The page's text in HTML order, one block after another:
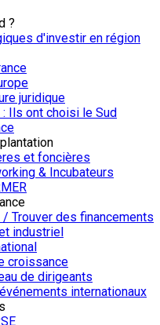
?
d'investir en région
juridique
Ils ont choisi le Sud
et foncières
& Incubateurs
Trouver des financements
industriel
croissance
de dirigeants
internationaux